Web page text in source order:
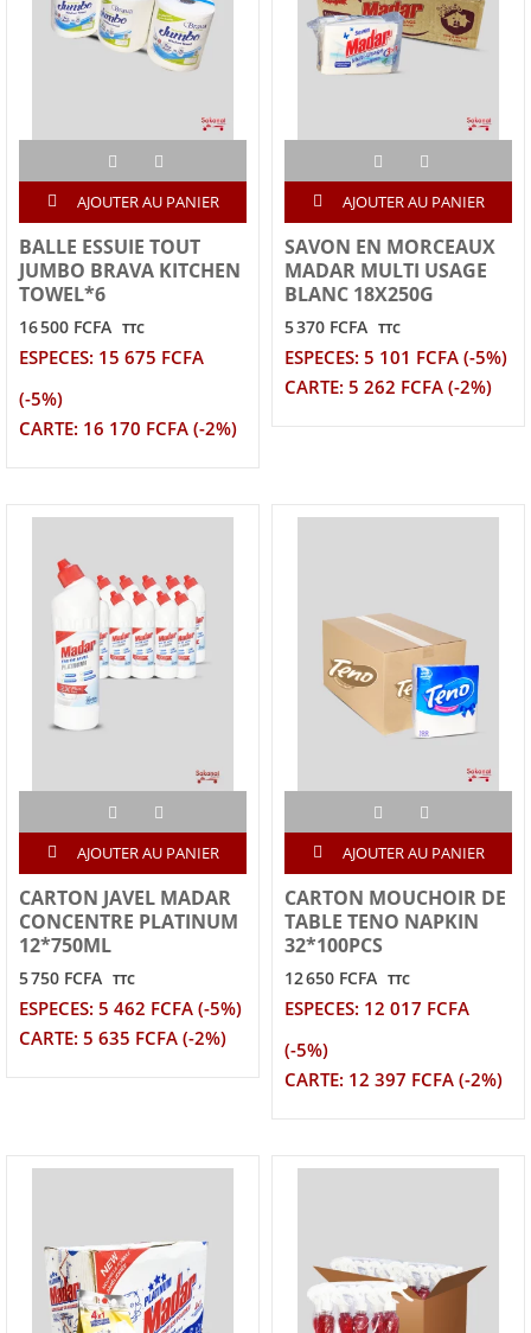
AJOUTER AU PANIER
BALLE ESSUIE TOUT
JUMBO BRAVA KITCHEN
TOWEL*6
16 500 FCFA TTC
ESPECES: 15 675 FCFA
(-5%)
CARTE: 16 170 FCFA (-2%)
AJOUTER AU PANIER
SAVON EN MORCEAUX
MADAR MULTI USAGE
BLANC 18X250G
5 370 FCFA TTC
ESPECES: 5 101 FCFA (-5%)
CARTE: 5 262 FCFA (-2%)
AJOUTER AU PANIER
CARTON JAVEL MADAR
CONCENTRE PLATINUM
12*750ML
5 750 FCFA TTC
ESPECES: 5 462 FCFA (-5%)
CARTE: 5 635 FCFA (-2%)
AJOUTER AU PANIER
CARTON MOUCHOIR DE
TABLE TENO NAPKIN
32*100PCS
12 650 FCFA TTC
ESPECES: 12 017 FCFA
(-5%)
CARTE: 12 397 FCFA (-2%)